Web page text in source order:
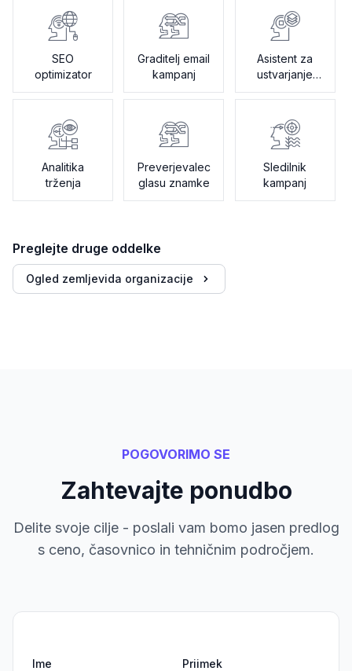
SEO
optimizator
Graditelj email
kampanj
Asistent za
ustvarjanje
krativnih
Analitika
trženja
Preverjevalec
glasu znamke
Sledilnik
kampanj
Preglejte druge oddelke
Ogled zemljevida organizacije
POGOVORIMO SE
Zahtevajte ponudbo
Delite svoje cilje - poslali vam bomo jasen predlog
s ceno, časovnico in tehničnim področjem.
Ime Priimek